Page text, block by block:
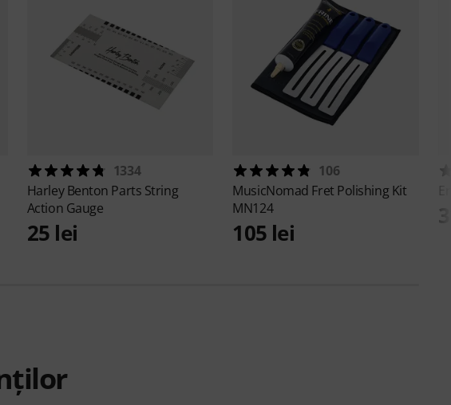
1334
Harley Benton Parts String
Action Gauge
25 lei
106
MusicNomad Fret Polishing Kit
MN124
105 lei